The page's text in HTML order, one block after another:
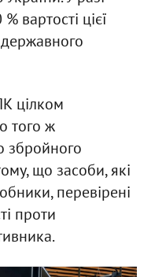
вартості цієї
цілком
того ж
збройного
що засоби, які
перевірені
проти